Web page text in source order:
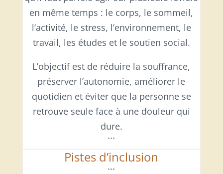
en même temps : le corps, le sommeil,
l’activité, le stress, l’environnement, le
travail, les études et le soutien social.
L’objectif est de réduire la souffrance,
préserver l’autonomie, améliorer le
quotidien et éviter que la personne se
retrouve seule face à une douleur qui
dure.
```
Pistes d’inclusion